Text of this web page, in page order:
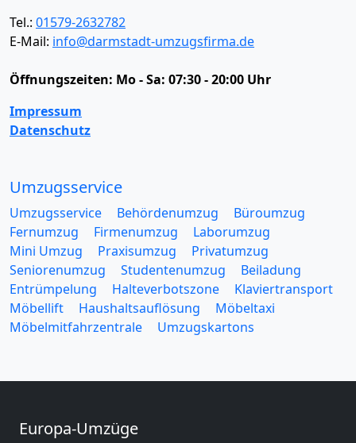
Tel.: 01579-2632782
E-Mail: info@darmstadt-umzugsfirma.de
Öffnungszeiten: Mo - Sa: 07:30 - 20:00 Uhr
Impressum
Datenschutz
Umzugsservice
Umzugsservice Behördenumzug
Büroumzug
Fernumzug
Firmenumzug
Laborumzug
Mini Umzug
Praxisumzug
Privatumzug
Seniorenumzug
Studentenumzug
Beiladung
Entrümpelung
Halteverbotszone
Klaviertransport
Möbellift
Haushaltsauflösung
Möbeltaxi
Möbelmitfahrzentrale
Umzugskartons
Europa-Umzüge